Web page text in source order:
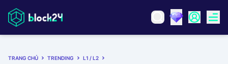
TRANG CHỦ TRENDING
L1 / L2